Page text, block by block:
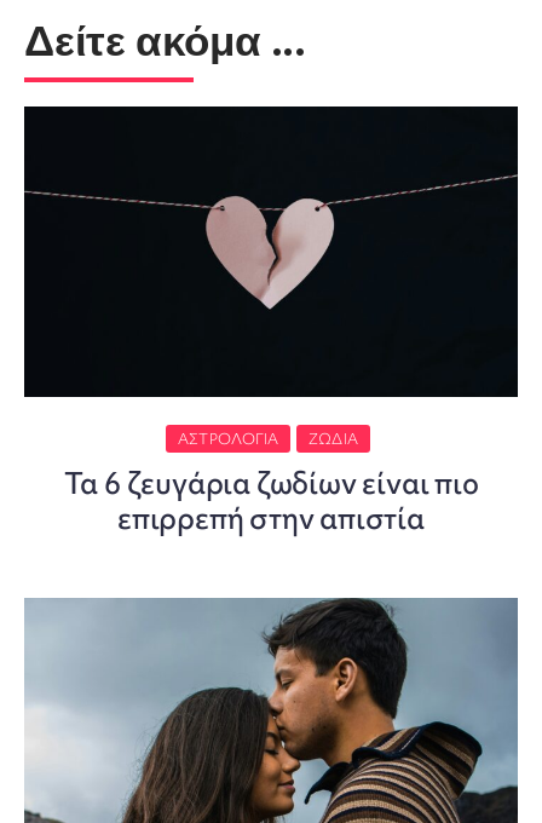
Δείτε ακόμα ...
ΑΣΤΡΟΛΟΓΊΑ ΖΏΔΙΑ
Τα 6 ζευγάρια ζωδίων είναι πιο
επιρρεπή στην απιστία